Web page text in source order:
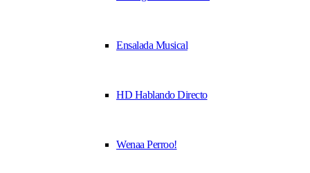
Ensalada Musical
HD Hablando Directo
Wenaa Perroo!